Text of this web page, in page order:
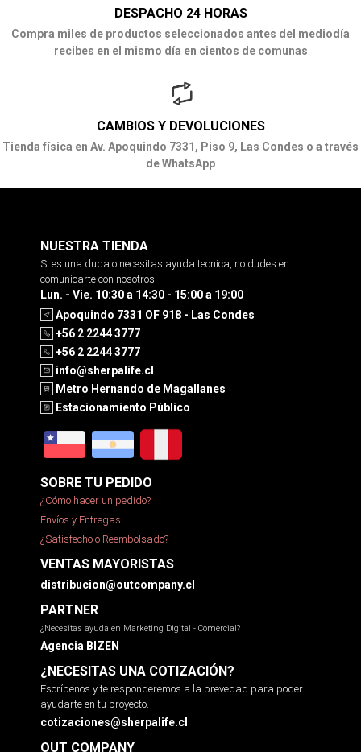
DESPACHO 24 HORAS
Compra miles de productos seleccionados antes del mediodía
recibes en el mismo día en cientos de comunas
CAMBIOS Y DEVOLUCIONES
Tienda física en Av. Apoquindo 7331, Piso 9, Las Condes o a través
de WhatsApp
NUESTRA TIENDA
Si es una duda o necesitas ayuda tecnica, no dudes en
comunicarte con nosotros
Lun. - Vie. 10:30 a 14:30 - 15:00 a 19:00
Apoquindo 7331 OF 918 - Las Condes
+56 2 2244 3777
+56 2 2244 3777
info@sherpalife.cl
Metro Hernando de Magallanes
Estacionamiento Público
SOBRE TU PEDIDO
¿Cómo hacer un pedido?
Envíos y Entregas
¿Satisfecho o Reembolsado?
VENTAS MAYORISTAS
distribucion@outcompany.cl
PARTNER
¿Necesitas ayuda en Marketing Digital - Comercial?
Agencia BIZEN
¿NECESITAS UNA COTIZACIÓN?
Escríbenos y te responderemos a la brevedad para poder
ayudarte en tu proyecto.
cotizaciones@sherpalife.cl
OUT COMPANY